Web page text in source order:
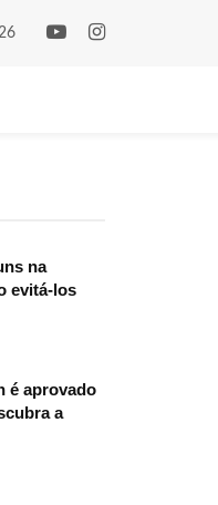
na
evitá-los
é aprovado
a